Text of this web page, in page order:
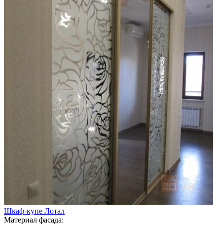
Шкаф-купе Лотал
Материал фасада: